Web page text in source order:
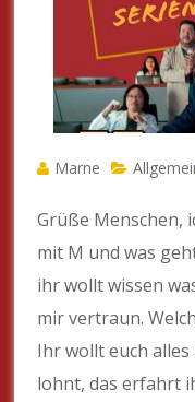
Marne
Grüße Menschen,
mit M und was
ihr wollt wissen
mir vertraun.
Ihr wollt euch alles
lohnt, das erfahrt